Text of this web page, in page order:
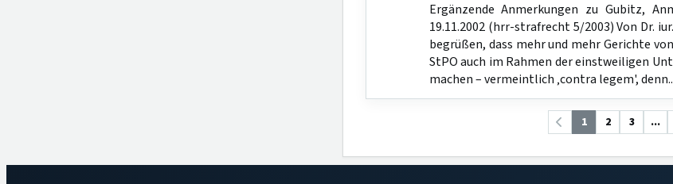
Ergänzende Anmerkungen zu Gubitz,
19.11.2002 (hrr-strafrecht 5/2003) Von Dr.
begrüßen, dass mehr und mehr Gerichte
StPO auch im Rahmen der einstweiligen
machen – vermeintlich ‚contra legem',
1 2 3 ...